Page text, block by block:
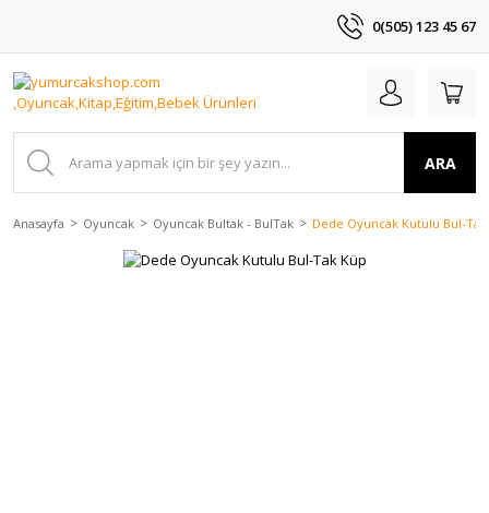
0(505) 123 45 67
ARA
Anasayfa Oyuncak Oyuncak Bultak - BulTak Dede Oyuncak Kutulu Bul-